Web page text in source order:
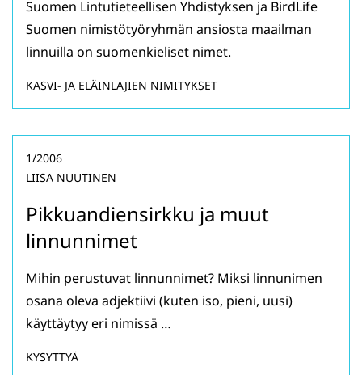
Suomen Lintutieteellisen Yhdistyksen ja BirdLife
Suomen nimistötyöryhmän ansiosta maailman
linnuilla on suomenkieliset nimet.
KASVI- JA ELÄINLAJIEN NIMITYKSET
Pikkuandiensirkku ja muut
linnunnimet
1/2006
LIISA NUUTINEN
Mihin perustuvat linnunnimet? Miksi linnunimen
osana oleva adjektiivi (kuten iso, pieni, uusi)
käyttäytyy eri nimissä …
KYSYTTYÄ